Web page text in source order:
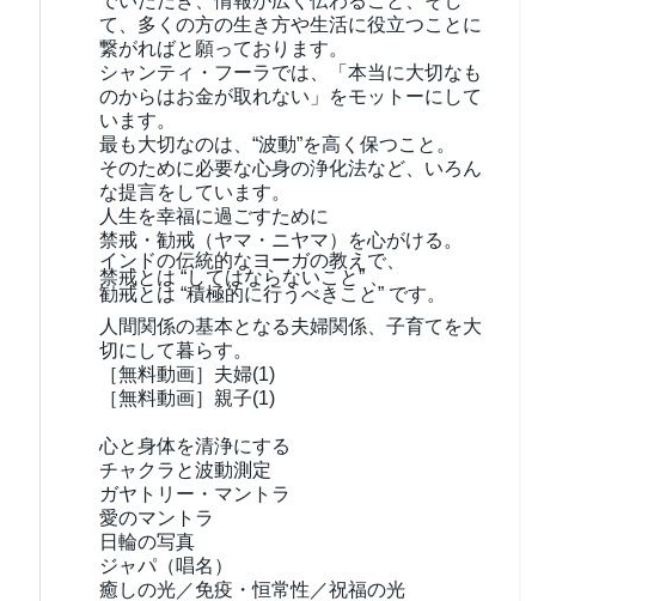
て、 多くの方の生き方や生活に役立つことに
繋がればと願っております。
シャンティ・フーラでは、「本当に大切なも
のからはお金が取れない」をモットーにして
います。
最も大切なのは、“波動”を高く保つこと。
そのために必要な心身の浄化法など、いろん
な提言をしています。
人生を幸福に過ごすために
禁戒・勧戒（ヤマ・ニヤマ）を心がける。
インドの伝統的なヨーガの教えで、
禁戒とは “してはならないこと” 、
勧戒とは “積極的に行うべきこと” です。
人間関係の基本となる夫婦関係、子育てを大
切にして暮らす。
［無料動画］夫婦(1)
［無料動画］親子(1)
心と身体を清浄にする
チャクラと波動測定
ガヤトリー・マントラ
愛のマントラ
日輪の写真
ジャパ（唱名）
癒しの光／免疫・恒常性／祝福の光